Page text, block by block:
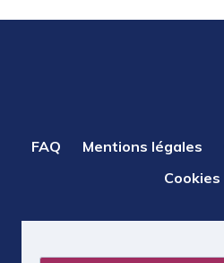
PIED
FAQ Mentions légales
Cookies